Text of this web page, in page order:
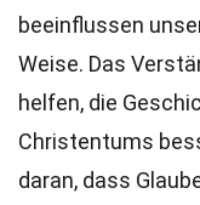
beeinflussen
Weise. Das
helfen, die
Christentums
daran, dass